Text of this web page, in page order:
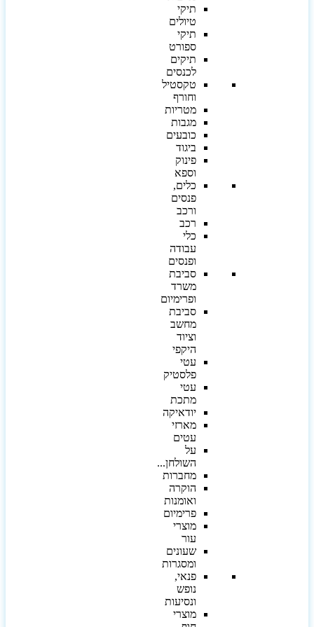
תיקי
טיולים
תיקי
ספורט
תיקים
לכנסים
טקסטיל
וחורף
מטריות
מגבות
כובעים
ביגוד
פינוק
וספא
כלים,
פנסים
ורכב
רכב
כלי
עבודה
ופנסים
סביבת
משרד
ופרימיום
סביבת
מחשב
וציוד
היקפי
עטי
פלסטיק
עטי
מתכת
יודאיקה
מארזי
עטים
על
השולחן...
מחברות
הוקרה
ואומנות
פרימיום
מוצרי
עור
שעונים
ומסגרות
פנאי,
נופש
ונסיעות
מוצרי